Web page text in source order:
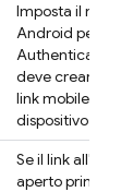
Imposta il nome
Android per
Authentication
deve creare un
link mobile che
dispositivo
Se il link
aperto prima in